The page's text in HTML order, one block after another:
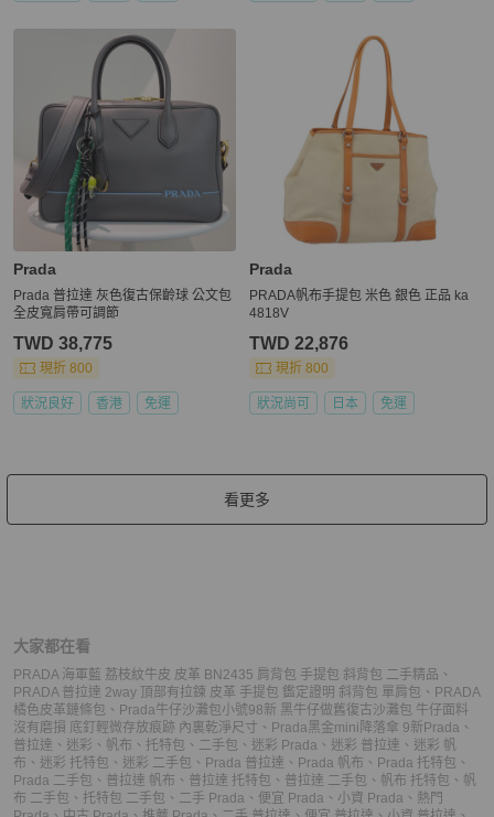
Prada
Prada 普拉達 灰色復古保齡球 公文包
全皮寬肩帶可調節
TWD 38,775
現折 800
狀況良好 香港 免運
Prada
PRADA帆布手提包 米色 銀色 正品 ka
4818V
TWD 22,876
現折 800
狀況尚可 日本 免運
看更多
大家都在看
PRADA 海軍藍 荔枝紋牛皮 皮革 BN2435 肩背包 手提包 斜背包 二手精品 、
PRADA 普拉達 2way 頂部有拉鍊 皮革 手提包 鑑定證明 斜背包 單肩包 、 PRADA
橘色皮革鏈條包 、 Prada牛仔沙灘包小號98新 黑牛仔做舊復古沙灘包 牛仔面料
沒有磨損 底釘輕微存放痕跡 內裏乾淨尺寸 、 Prada黑金mini降落傘 9新Prada 、
普拉達 、 迷彩 、 帆布 、 托特包 、 二手包 、 迷彩 Prada 、 迷彩 普拉達 、 迷彩 帆
布 、 迷彩 托特包 、 迷彩 二手包 、 Prada 普拉達 、 Prada 帆布 、 Prada 托特包 、
Prada 二手包 、 普拉達 帆布 、 普拉達 托特包 、 普拉達 二手包 、 帆布 托特包 、 帆
布 二手包 、 托特包 二手包 、 二手 Prada 、 便宜 Prada 、 小資 Prada 、 熱門